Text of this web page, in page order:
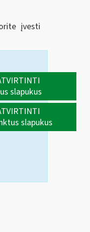
įvesti
slapukus
slapukus